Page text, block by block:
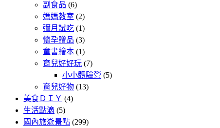
副食品 (6)
媽媽教室 (2)
彌月試吃 (1)
懷孕贈品 (3)
童書繪本 (1)
育兒好好玩 (7)
小小體驗營 (5)
育兒好物 (13)
美食ＤＩＹ (4)
生活點滴 (5)
國內旅遊景點 (299)